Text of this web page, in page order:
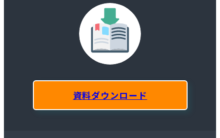
資料ダウンロード